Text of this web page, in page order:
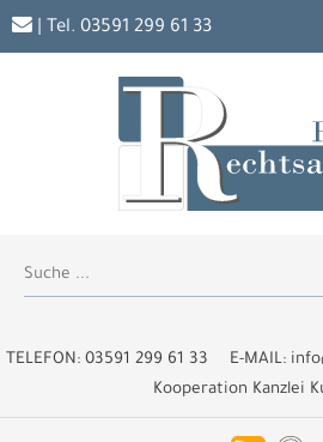
TELEFON: 03591 299 61 33 E-MAIL:
Kooperation Kanzlei
| Tel. 03591 299 61 33